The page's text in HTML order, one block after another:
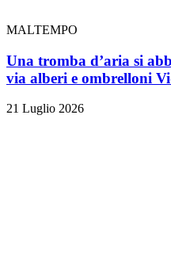
MALTEMPO
Una tromba d’aria si
via alberi e ombrelloni
21 Luglio 2026